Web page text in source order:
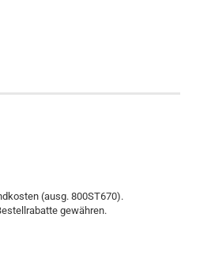
(ausg. 800ST670).
gewähren.